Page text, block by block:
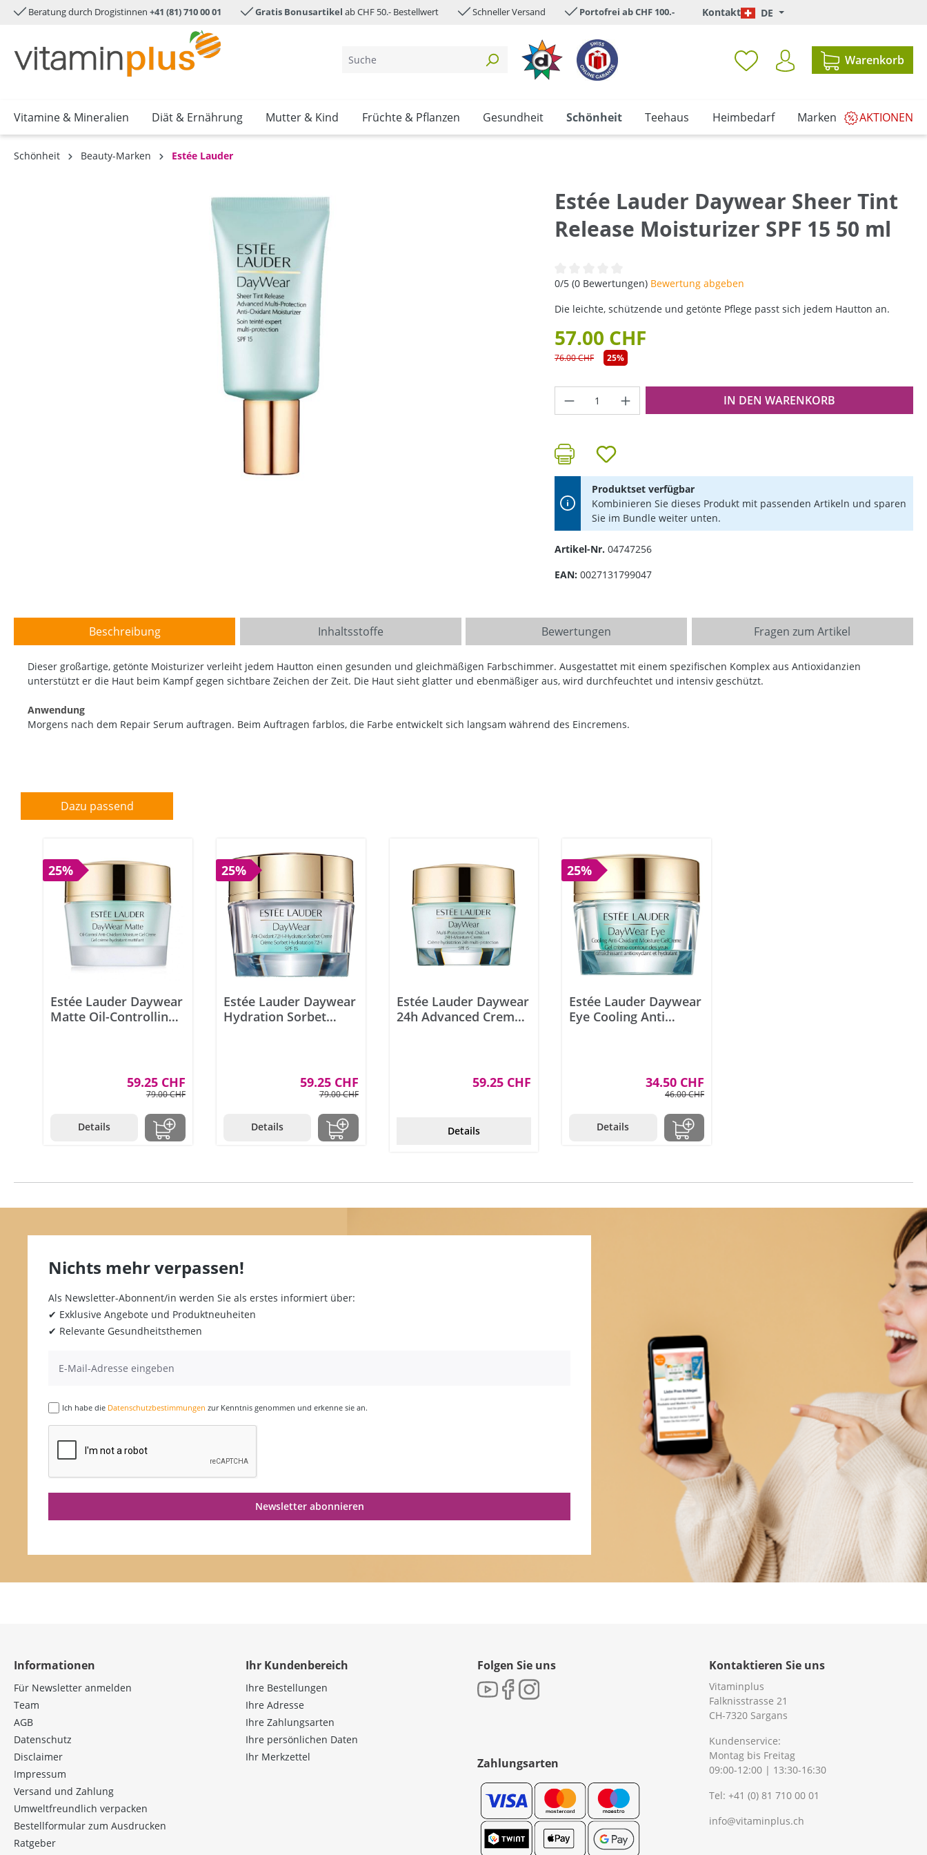
springen Zur Hauptnavigation springen
Beratung durch Drogistinnen +41 (81) 710 00 01 Gratis Bonusartikel ab CHF 50.- Bestellwert Schneller Versand Portofrei ab CHF 100.- Kontakt DE
Warenkorb
Vitamine & Mineralien Diät & Ernährung Mutter & Kind Früchte & Pflanzen Gesundheit Schönheit Teehaus Heimbedarf Marken AKTIONEN
Schönheit Beauty-Marken Estée Lauder
Estée Lauder Daywear Sheer Tint
Release Moisturizer SPF 15 50 ml
Durchschnittliche Bewertung von 0 von 5 Sternen
0/5 (0 Bewertungen) Bewertung abgeben
Die leichte, schützende und getönte Pflege passt sich jedem Hautton an.
57.00 CHF
76.00 CHF 25%
Produkt Anzahl: Gib den gewünschten Wert
IN DEN WARENKORB
Produktset verfügbar
Kombinieren Sie dieses Produkt mit passenden Artikeln und sparen
Sie im Bundle weiter unten.
Artikel-Nr. 04747256
EAN: 0027131799047
Beschreibung Inhaltsstoffe Bewertungen Fragen zum Artikel
Dieser großartige, getönte Moisturizer verleiht jedem Hautton einen gesunden und gleichmäßigen Farbschimmer. Ausgestattet mit einem spezifischen Komplex aus Antioxidanzien
unterstützt er die Haut beim Kampf gegen sichtbare Zeichen der Zeit. Die Haut sieht glatter und ebenmäßiger aus, wird durchfeuchtet und intensiv geschützt.
Anwendung
Morgens nach dem Repair Serum auftragen. Beim Auftragen farblos, die Farbe entwickelt sich langsam während des Eincremens.
Dazu passend
25%
Estée Lauder Daywear
Matte Oil-Controlling
59.25 CHF
79.00 CHF
Details
25%
Estée Lauder Daywear
Hydration Sorbet
59.25 CHF
79.00 CHF
Details
Estée Lauder Daywear
24h Advanced Creme
59.25 CHF
Details
25%
Estée Lauder Daywear
Eye Cooling Anti
34.50 CHF
46.00 CHF
Details
Nichts mehr verpassen!
Als Newsletter-Abonnent/in werden Sie als erstes informiert über:
✔ Exklusive Angebote und Produktneuheiten
✔ Relevante Gesundheitsthemen
Ich habe die Datenschutzbestimmungen zur Kenntnis genommen und erkenne sie an.
Newsletter abonnieren
Informationen
Für Newsletter anmelden
Team
AGB
Datenschutz
Disclaimer
Impressum
Versand und Zahlung
Umweltfreundlich verpacken
Bestellformular zum Ausdrucken
Ratgeber
Ihr Kundenbereich
Ihre Bestellungen
Ihre Adresse
Ihre Zahlungsarten
Ihre persönlichen Daten
Ihr Merkzettel
Folgen Sie uns
Zahlungsarten
Kontaktieren Sie uns
Vitaminplus
Falknisstrasse 21
CH-7320 Sargans
Kundenservice:
Montag bis Freitag
09:00-12:00 | 13:30-16:30
Tel: +41 (0) 81 710 00 01
info@vitaminplus.ch